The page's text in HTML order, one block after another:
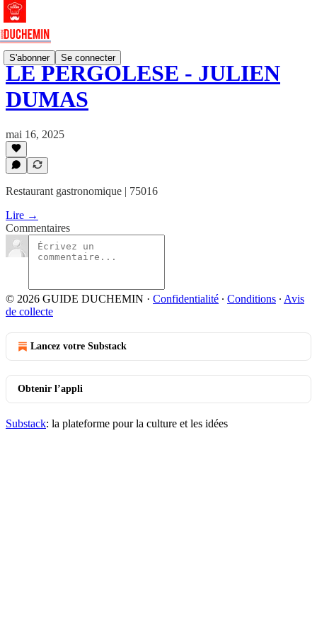
S'abonner Se connecter
LE PERGOLÈSE - JULIEN
DUMAS
mai 16, 2025
Restaurant gastronomique | 75016
Lire →
Commentaires
© 2026 GUIDE DUCHEMIN · Confidentialité ∙ Conditions ∙ Avis
de collecte
Lancez votre Substack
Obtenir l’appli
Substack: la plateforme pour la culture et les idées